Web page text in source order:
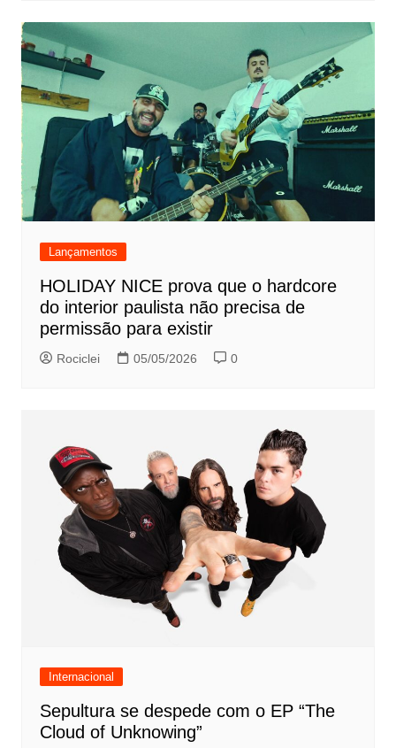
Lançamentos
HOLIDAY NICE prova que o hardcore
do interior paulista não precisa de
permissão para existir
Rociclei 05/05/2026 0
Internacional
Sepultura se despede com o EP “The
Cloud of Unknowing”